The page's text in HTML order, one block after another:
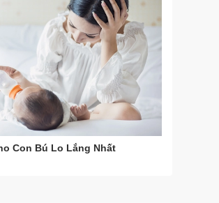
Con Bú Lo Lắng Nhất